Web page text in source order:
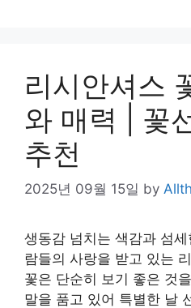
리시안셔스
와 매력 | 꽃
추천
2025년 09월 15일 by
생동감 넘치는 색감과 섬
람들의 사랑을 받고 있는
꽃은 단순히 보기 좋은 것
말을 품고 있어 특별한 날